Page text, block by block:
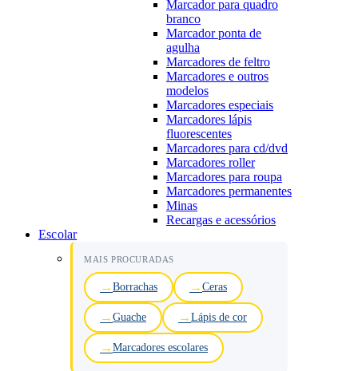
Marcador para quadro
branco
Marcador ponta de
agulha
Marcadores de feltro
Marcadores e outros
modelos
Marcadores especiais
Marcadores lápis
fluorescentes
Marcadores para cd/dvd
Marcadores roller
Marcadores para roupa
Marcadores permanentes
Minas
Recargas e acessórios
Escolar
MAIS PROCURADAS
Borrachas Ceras
Guache Lápis de cor
Marcadores escolares